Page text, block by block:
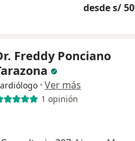
desde s/ 50
Freddy Ponciano
· Ver más
1 opinión